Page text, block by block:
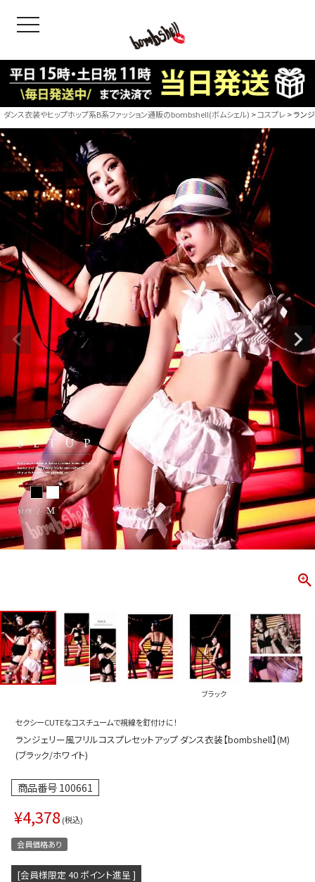
toggle navigation
＝ボムシェル】はダンス衣装専門ブランド。
衣装ならお任せ！オリジナル衣装やダンス衣装のトータル
ィネートのご提案。 ボムシェルならではの最新で斬新な
えをお届け。 撮影で使用してる小物や靴などダンサー必
ーデはイメージしやすく、全てボムシェルでご購入可能。
とは差別化出来るしっかりした衣装のご提案はダンサー
ージ映えを全力で応援してます。
商品一覧
CONTENTS
ス
ス
アップ
ース
インワン／サロペット
ラ・ニップレス
B/bomb
【B/bomb
「これど
好き女子
レッスン
シルエット
ンなど、幅
ゃれ女子
PICKUP
新作
トップス
ボトムス
ダンス衣装やヒップホップ系B系ファッション通販のbombshell(ボムシェル) コスプレ ラン
ブラック
セクシーCUTEなコスチュームで視線を釘付けに！
ランジェリー風フリルコスプレセットアップ ダンス衣装【bombshell】(M)
(ブラック/ホワイト)
商品番号100661
¥4,378 税込
会員価格あり
[会員様限定 40 ポイント進呈 ]